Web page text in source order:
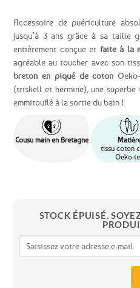
Accessoire de puériculture
jusqu’à 3 ans grâce à sa taille
entièrement conçue et faite à la
agréable au toucher avec son
breton en piqué de coton
(triskell et hermine), une superbe
emmitouflé à la sortie du bain !
Cousu main en Bretagne
tissu coton
Oeko-
STOCK ÉPUISÉ.